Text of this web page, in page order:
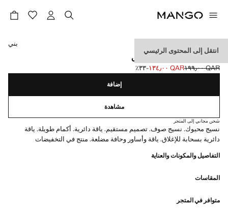
انتقل إلى المحتوى الرئيسي
بلوفر حياكة مع زمام منزلق
السعر الأول محذوف [QAR ١٩٩٫٠٠ ]
QAR ١٩٩٫٠٠
السعر الحالي [QAR ١٣٤٫٠٠ ]QAR ١٣٤٫٠٠ ؜-٣٣٪؜
حدد اللون
بني
إضافة
مشاهدة
شحن مجاني إلى المتجر
نسيج محبوك. نسيج صوف. تصميم مستقيم. ياقة دائرية. أكمام طويلة. ياقة
دائرية بسحابة للإغلاق. ياقة وأساور وحافة مضلعة. منتج في التخفيضات
التفاصيل والمكونات والعناية
المقاسات
متوافر في المتجر